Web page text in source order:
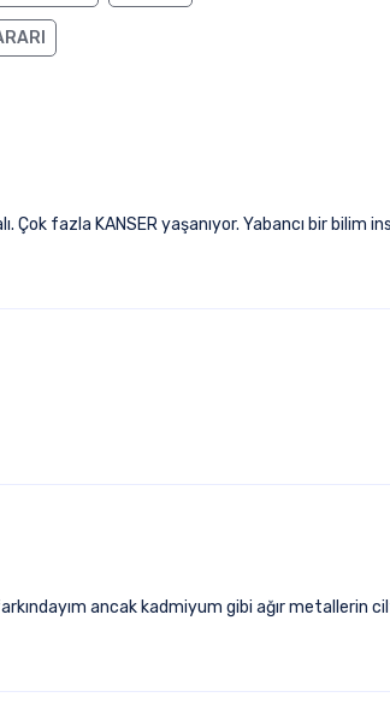
fazla KANSER yaşanıyor. Yabancı bir bilim
ancak kadmiyum gibi ağır metallerin